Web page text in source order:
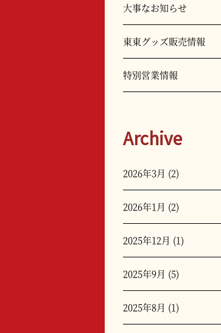
大事なお知らせ
東東グッズ販売情報
特別営業情報
Archive
2026年3月 (2)
2026年1月 (2)
2025年12月 (1)
2025年9月 (5)
2025年8月 (1)